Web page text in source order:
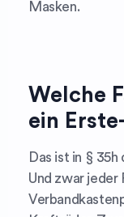
Masken.
Welche
ein
Das ist in §
Und zwar jeder